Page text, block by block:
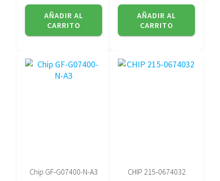
AÑADIR AL
CARRITO
AÑADIR AL
CARRITO
Chip GF-G07400-N-A3 CHIP 215-0674032